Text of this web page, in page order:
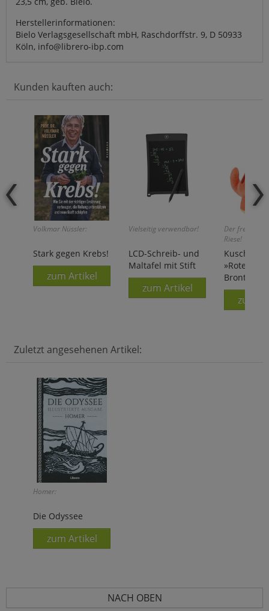
Herstellerinformationen:
Bielo Verlagsgesellschaft mbH, Raschdorffstr. 9, D 50933
Köln, info@librero-ibp.com
Kunden kauften auch:
Volkmar Nüssler:
Stark gegen Krebs!
zum Artikel
Vielseitig verwendbar!
LCD-Schreib- und
Maltafel mit Stift
zum Artikel
Der
Riese!
Kuschel-
»Roter
zum
Zuletzt angesehenen Artikel:
Homer:
Die Odyssee
zum Artikel
NACH OBEN